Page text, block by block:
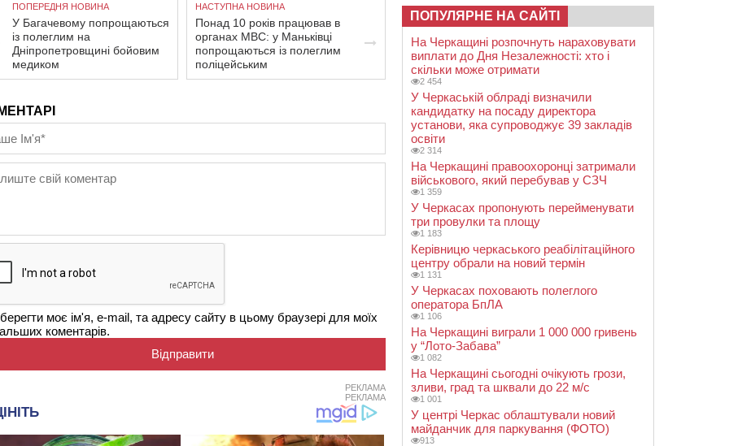
ПОПЕРЕДНЯ НОВИНА
У Багачевому попрощаються
із полеглим на
Дніпропетровщині бойовим
медиком
НАСТУПНА НОВИНА
Понад 10 років працював в
органах МВС: у Маньківці
попрощаються із полеглим
поліцейським
моє ім'я, e-mail, та адресу сайту в цьому браузері для моїх
коментарів.
РЕКЛАМА
РЕКЛАМА
ПОПУЛЯРНЕ НА САЙТІ
На Черкащині розпочнуть нараховувати
виплати до Дня Незалежності: хто і
скільки може отримати
2 454
У Черкаській облраді визначили
кандидатку на посаду директора
установи, яка супроводжує 39 закладів
освіти
2 314
На Черкащині правоохоронці затримали
військового, який перебував у СЗЧ
1 359
У Черкасах пропонують перейменувати
три провулки та площу
1 183
Керівницю черкаського реабілітаційного
центру обрали на новий термін
1 131
У Черкасах поховають полеглого
оператора БпЛА
1 106
На Черкащині виграли 1 000 000 гривень
у “Лото-Забава”
1 082
На Черкащині сьогодні очікують грози,
зливи, град та шквали до 22 м/с
1 001
У центрі Черкас облаштували новий
майданчик для паркування (ФОТО)
913